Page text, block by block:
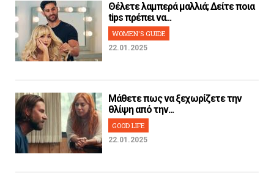
Θέλετε λαμπερά μαλλιά; Δείτε ποια
tips πρέπει να...
WOMEN'S GUIDE
22.01.2025
Μάθετε πως να ξεχωρίζετε την
θλίψη από την...
GOOD LIFE
22.01.2025